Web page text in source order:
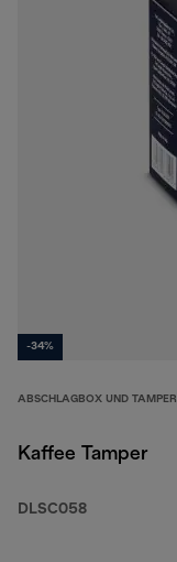
-34%
ABSCHLAGBOX UND TAMPER
Kaffee Tamper
DLSC058